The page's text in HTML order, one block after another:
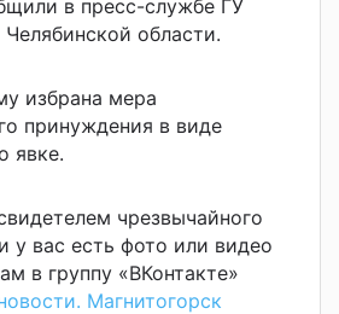
в пресс-службе ГУ
области.
избрана мера
принуждения в виде
явке.
чрезвычайного
у вас есть фото или видео
в группу «ВКонтакте»
Магнитогорск